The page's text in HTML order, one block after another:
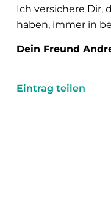
Ich versichere Dir,
haben, immer in
Dein Freund
Eintrag teilen